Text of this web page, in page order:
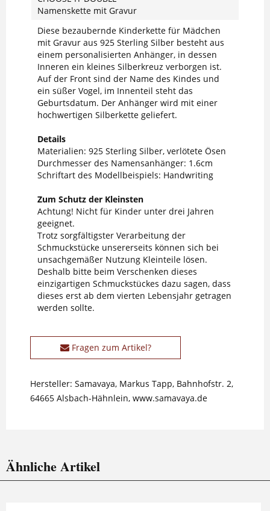
Namenskette mit Gravur
Diese bezaubernde Kinderkette für Mädchen
mit Gravur aus 925 Sterling Silber besteht aus
einem personalisierten Anhänger, in dessen
Inneren ein kleines Silberkreuz verborgen ist.
Auf der Front sind der Name des Kindes und
ein süßer Vogel, im Innenteil steht das
Geburtsdatum. Der Anhänger wird mit einer
hochwertigen Silberkette geliefert.
Details
Materialien: 925 Sterling Silber, verlötete Ösen
Durchmesser des Namensanhänger: 1.6cm
Schriftart des Modellbeispiels: Handwriting
Zum Schutz der Kleinsten
Achtung! Nicht für Kinder unter drei Jahren
geeignet.
Trotz sorgfältigster Verarbeitung der
Schmuckstücke unsererseits können sich bei
unsachgemäßer Nutzung Kleinteile lösen.
Deshalb bitte beim Verschenken dieses
einzigartigen Schmuckstückes dazu sagen, dass
dieses erst ab dem vierten Lebensjahr getragen
werden sollte.
Fragen zum Artikel?
Hersteller: Samavaya, Markus Tapp, Bahnhofstr. 2,
64665 Alsbach-Hähnlein, www.samavaya.de
Ähnliche Artikel